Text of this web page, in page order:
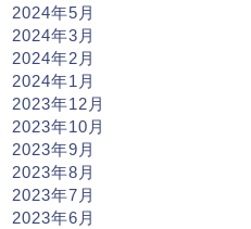
2024年5月
2024年3月
2024年2月
2024年1月
2023年12月
2023年10月
2023年9月
2023年8月
2023年7月
2023年6月